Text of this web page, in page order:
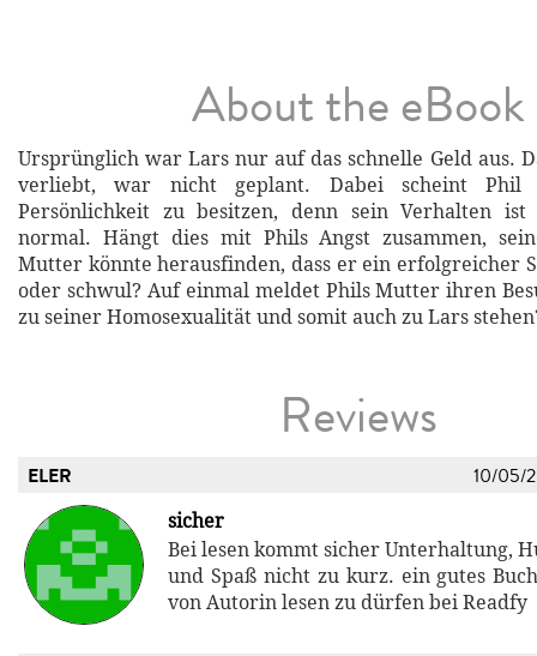
About the eBook
Ursprünglich war Lars nur auf das schnelle Geld aus.
verliebt, war nicht geplant. Dabei scheint Phil
Persönlichkeit zu besitzen, denn sein Verhalten
normal. Hängt dies mit Phils Angst zusammen,
Mutter könnte herausfinden, dass er ein erfolgreicher
oder schwul? Auf einmal meldet Phils Mutter ihren
zu seiner Homosexualität und somit auch zu Lars
Reviews
ELER 10/05/
sicher
Bei lesen kommt sicher Unterhaltung,
und Spaß nicht zu kurz. ein gutes
von Autorin lesen zu dürfen bei Readfy